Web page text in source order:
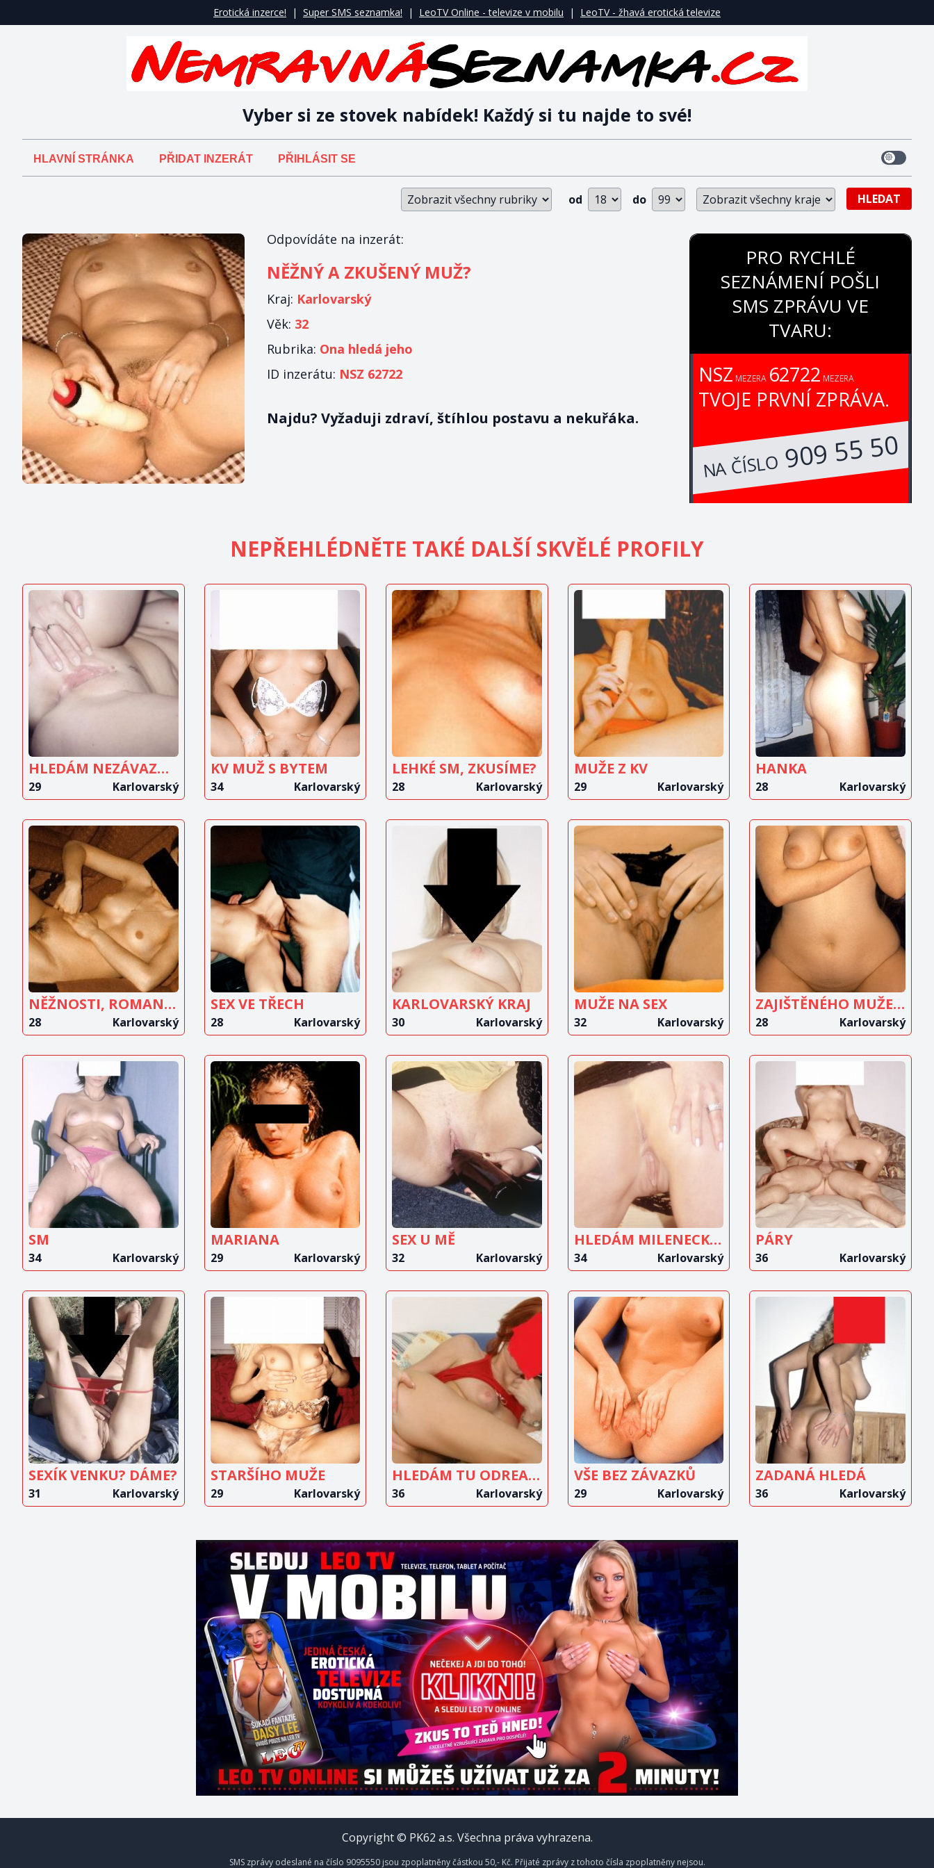
Erotická inzerce! | Super SMS seznamka! | LeoTV Online - televize v mobilu | LeoTV - žhavá erotická televize
Vyber si ze stovek nabídek! Každý si tu najde to své!
HLAVNÍ STRÁNKA PŘIDAT INZERÁT PŘIHLÁSIT SE
od do HLEDAT
Odpovídáte na inzerát:
NĚŽNÝ A ZKUŠENÝ MUŽ?
Kraj: Karlovarský
Věk: 32
Rubrika: Ona hledá jeho
ID inzerátu: NSZ 62722
Najdu? Vyžaduji zdraví, štíhlou postavu a nekuřáka.
PRO RYCHLÉ
SEZNÁMENÍ POŠLI
SMS ZPRÁVU VE
TVARU:
NSZ MEZERA 62722 MEZERA
TVOJE PRVNÍ ZPRÁVA.
NA ČÍSLO909 55 50
NEPŘEHLÉDNĚTE TAKÉ DALŠÍ SKVĚLÉ PROFILY
ZOBRAZIT
INZERÁT
HLEDÁM NEZÁVAZNÝ SEX
29 Karlovarský
ZOBRAZIT
INZERÁT
KV MUŽ S BYTEM
34 Karlovarský
ZOBRAZIT
INZERÁT
LEHKÉ SM, ZKUSÍME?
28 Karlovarský
ZOBRAZIT
INZERÁT
MUŽE Z KV
29 Karlovarský
ZOBRAZIT
INZERÁT
HANKA
28 Karlovarský
ZOBRAZIT
INZERÁT
NĚŽNOSTI, ROMANTIKA
28 Karlovarský
ZOBRAZIT
INZERÁT
SEX VE TŘECH
28 Karlovarský
ZOBRAZIT
INZERÁT
KARLOVARSKÝ KRAJ
30 Karlovarský
ZOBRAZIT
INZERÁT
MUŽE NA SEX
32 Karlovarský
ZOBRAZIT
INZERÁT
ZAJIŠTĚNÉHO MUŽE NA PRAVIDELNÉ SCHŮZKY
28 Karlovarský
ZOBRAZIT
INZERÁT
SM
34 Karlovarský
ZOBRAZIT
INZERÁT
MARIANA
29 Karlovarský
ZOBRAZIT
INZERÁT
SEX U MĚ
32 Karlovarský
ZOBRAZIT
INZERÁT
HLEDÁM MILENECKÝ VZTAH SE STARŠÍM MUŽEM
34 Karlovarský
ZOBRAZIT
INZERÁT
PÁRY
36 Karlovarský
ZOBRAZIT
INZERÁT
SEXÍK VENKU? DÁME?
31 Karlovarský
ZOBRAZIT
INZERÁT
STARŠÍHO MUŽE
29 Karlovarský
ZOBRAZIT
INZERÁT
HLEDÁM TU ODREAGOVÁNÍ
36 Karlovarský
ZOBRAZIT
INZERÁT
VŠE BEZ ZÁVAZKŮ
29 Karlovarský
ZOBRAZIT
INZERÁT
ZADANÁ HLEDÁ
36 Karlovarský
Copyright © PK62 a.s. Všechna práva vyhrazena.
SMS zprávy odeslané na číslo 9095550 jsou zpoplatněny částkou 50,- Kč. Přijaté zprávy z tohoto čísla zpoplatněny nejsou.